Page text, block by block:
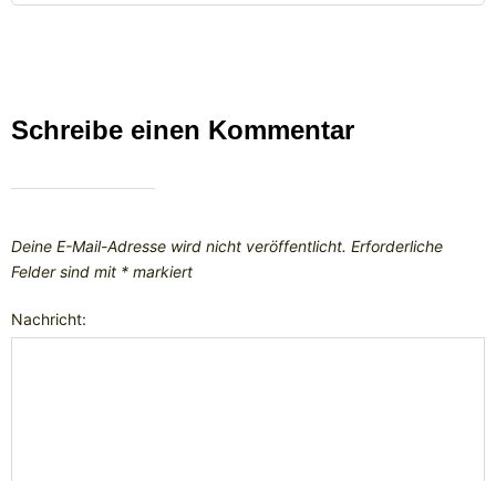
Schreibe einen Kommentar
Deine E-Mail-Adresse wird nicht veröffentlicht. Erforderliche
Felder sind mit * markiert
Nachricht: